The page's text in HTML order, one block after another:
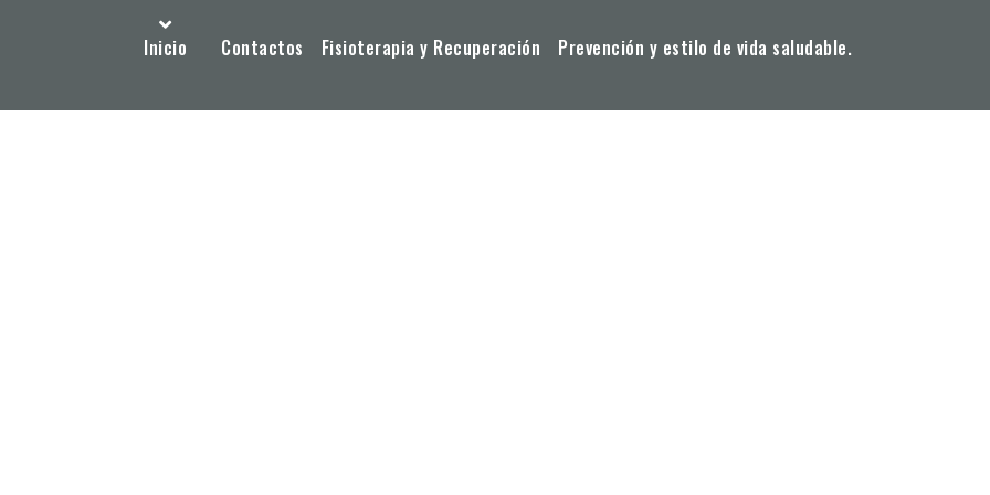
Inicio Contactos Fisioterapia y Recuperación Prevención y estilo de vida saludable.